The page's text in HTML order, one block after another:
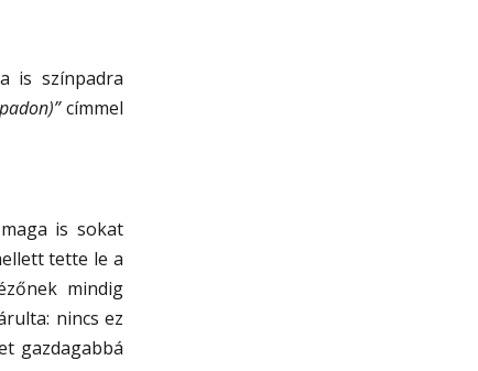
is színpadra
címmel
is sokat
tette le a
mindig
nincs ez
gazdagabbá